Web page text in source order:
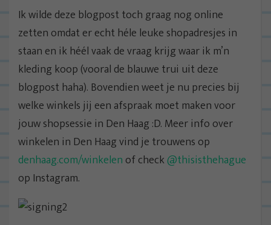
Ik wilde deze blogpost toch graag nog online
zetten omdat er echt héle leuke shopadresjes in
staan en ik héél vaak de vraag krijg waar ik m’n
kleding koop (vooral de blauwe trui uit deze
blogpost haha). Bovendien weet je nu precies bij
welke winkels jij een afspraak moet maken voor
jouw shopsessie in Den Haag :D. Meer info over
winkelen in Den Haag vind je trouwens op
denhaag.com/winkelen of check @thisisthehague
op Instagram.